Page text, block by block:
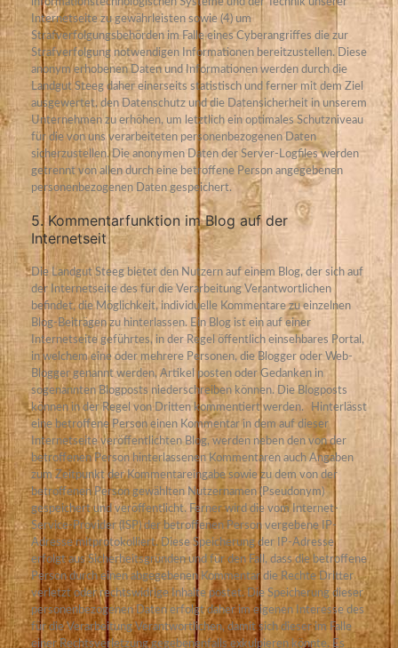
Internetseite zu gewährleisten sowie (4) um
Strafverfolgungsbehörden im Falle eines Cyberangriffes die zur
Strafverfolgung notwendigen Informationen bereitzustellen. Diese
anonym erhobenen Daten und Informationen werden durch die
Landgut Steeg daher einerseits statistisch und ferner mit dem Ziel
ausgewertet, den Datenschutz und die Datensicherheit in unserem
Unternehmen zu erhöhen, um letztlich ein optimales Schutzniveau
für die von uns verarbeiteten personenbezogenen Daten
sicherzustellen. Die anonymen Daten der Server-Logfiles werden
getrennt von allen durch eine betroffene Person angegebenen
personenbezogenen Daten gespeichert.
5. Kommentarfunktion im Blog auf der
Internetseit
Die Landgut Steeg bietet den Nutzern auf einem Blog, der sich auf
der Internetseite des für die Verarbeitung Verantwortlichen
befindet, die Möglichkeit, individuelle Kommentare zu einzelnen
Blog-Beiträgen zu hinterlassen. Ein Blog ist ein auf einer
Internetseite geführtes, in der Regel öffentlich einsehbares Portal,
in welchem eine oder mehrere Personen, die Blogger oder Web-
Blogger genannt werden, Artikel posten oder Gedanken in
sogenannten Blogposts niederschreiben können. Die Blogposts
können in der Regel von Dritten kommentiert werden.
Hinterlässt
eine betroffene Person einen Kommentar in dem auf dieser
Internetseite veröffentlichten Blog, werden neben den von der
betroffenen Person hinterlassenen Kommentaren auch Angaben
zum Zeitpunkt der Kommentareingabe sowie zu dem von der
betroffenen Person gewählten Nutzernamen (Pseudonym)
gespeichert und veröffentlicht. Ferner wird die vom Internet-
Service-Provider (ISP) der betroffenen Person vergebene IP-
Adresse mitprotokolliert. Diese Speicherung der IP-Adresse
erfolgt aus Sicherheitsgründen und für den Fall, dass die betroffene
Person durch einen abgegebenen Kommentar die Rechte Dritter
verletzt oder rechtswidrige Inhalte postet. Die Speicherung dieser
personenbezogenen Daten erfolgt daher im eigenen Interesse des
für die Verarbeitung Verantwortlichen, damit sich dieser im Falle
einer Rechtsverletzung gegebenenfalls exkulpieren könnte. Es